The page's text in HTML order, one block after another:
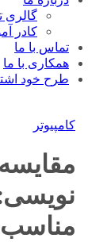
گالری
کادر
تماس با ما
همکاری با ما
طرح خود
کامپیوتر